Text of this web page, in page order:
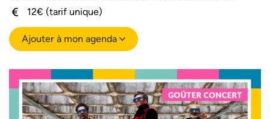
12€ (tarif unique)
Ajouter à mon agenda